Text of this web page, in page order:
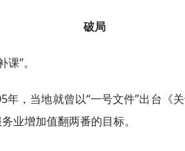
破局
”。
年，当地就曾以“一号文件”出台《
业增加值翻两番的目标。